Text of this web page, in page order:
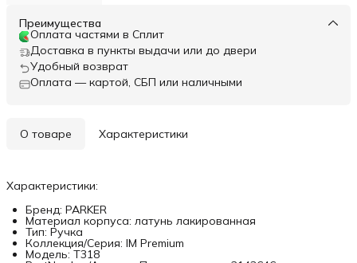
Преимущества
Оплата частями в Сплит
Доставка в пункты выдачи или до двери
Удобный возврат
Оплата — картой, СБП или наличными
О товаре Характеристики
Характеристики:
Бренд: PARKER
Материал корпуса: латунь лакированная
Тип: Ручка
Коллекция/Серия: IM Premium
Модель: T318